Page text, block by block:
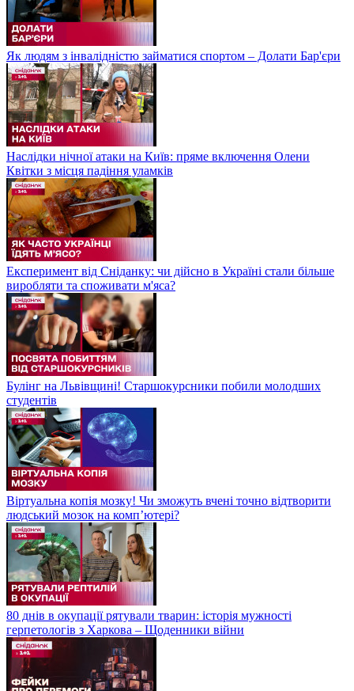
Як людям з інвалідністю займатися спортом – Долати Бар'єри
Наслідки нічної атаки на Київ: пряме включення Олени
Квітки з місця падіння уламків
Експеримент від Сніданку: чи дійсно в Україні стали більше
виробляти та споживати м'яса?
Булінг на Львівщині! Старшокурсники побили молодших
студентів
Віртуальна копія мозку! Чи зможуть вчені точно відтворити
людський мозок на компʼютері?
80 днів в окупації рятували тварин: історія мужності
герпетологів з Харкова – Щоденники війни